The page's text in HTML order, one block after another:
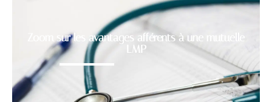
Zoom sur les avantages afférents à une mutuelle
LMP